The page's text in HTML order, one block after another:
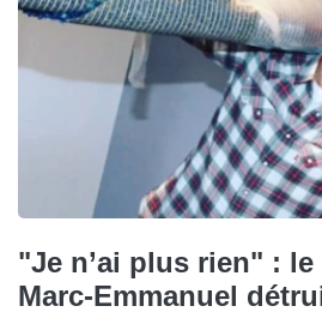
"Je n’ai plus rien" :
Marc-Emmanuel